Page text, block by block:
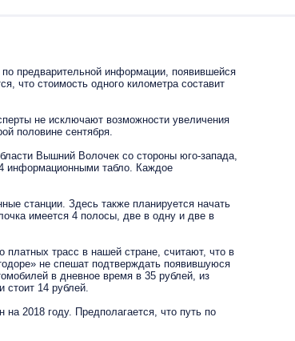
предварительной информации, появившейся
что стоимость одного километра составит
не исключают возможности увеличения
половине сентября.
Вышний Волочек со стороны юго-запада,
информационными табло. Каждое
станции. Здесь также планируется начать
имеется 4 полосы, две в одну и две в
трасс в нашей стране, считают, что в
не спешат подтверждать появившуюся
в дневное время в 35 рублей, из
стоит 14 рублей.
2018 году. Предполагается, что путь по